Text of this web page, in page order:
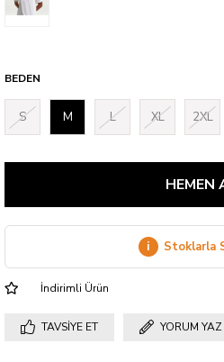
BEDEN
S M L XL 2XL
i Stoklarla
İndirimli Ürün
TAVSIYE ET YORUM YAZ